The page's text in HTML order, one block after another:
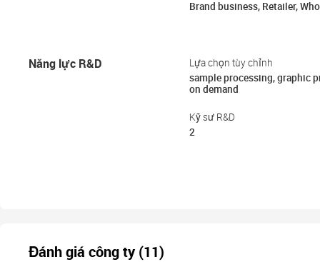
Brand business, Retailer,
Năng lực R&D
Lựa chọn tùy chỉnh
sample processing, graphic
on demand
Kỹ sư R&D
2
Đánh giá công ty (11)